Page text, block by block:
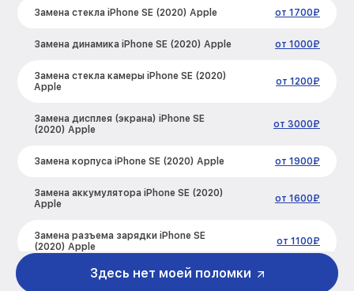
Замена стекла iPhone SE (2020) Apple от 1700₽
Замена динамика iPhone SE (2020) Apple от 1000₽
Замена стекла камеры iPhone SE (2020)
Apple
от 1200₽
Замена дисплея (экрана) iPhone SE
(2020) Apple
от 3000₽
Замена корпуса iPhone SE (2020) Apple от 1900₽
Замена аккумулятора iPhone SE (2020)
Apple
от 1600₽
Замена разъема зарядки iPhone SE
(2020) Apple
от 1100₽
Замена микрофона iPhone SE (2020)
Здесь нет моей поломки